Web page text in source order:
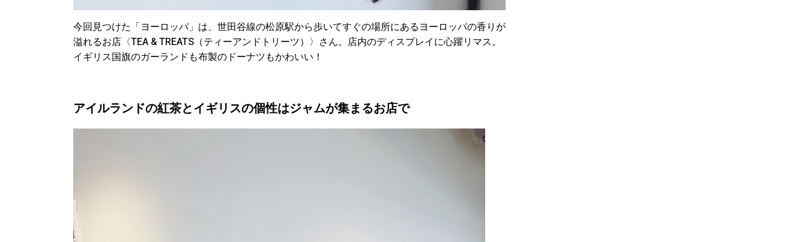
今回見つけた「ヨーロッパ」は、世田谷線の松原駅から歩いてすぐの場所にあるヨーロッパの香りが
溢れるお店〈TEA & TREATS（ティーアンドトリーツ）〉さん。店内のディスプレイに心躍リマス。
イギリス国旗のガーランドも布製のドーナツもかわいい！
アイルランドの紅茶とイギリスの個性はジャムが集まるお店で